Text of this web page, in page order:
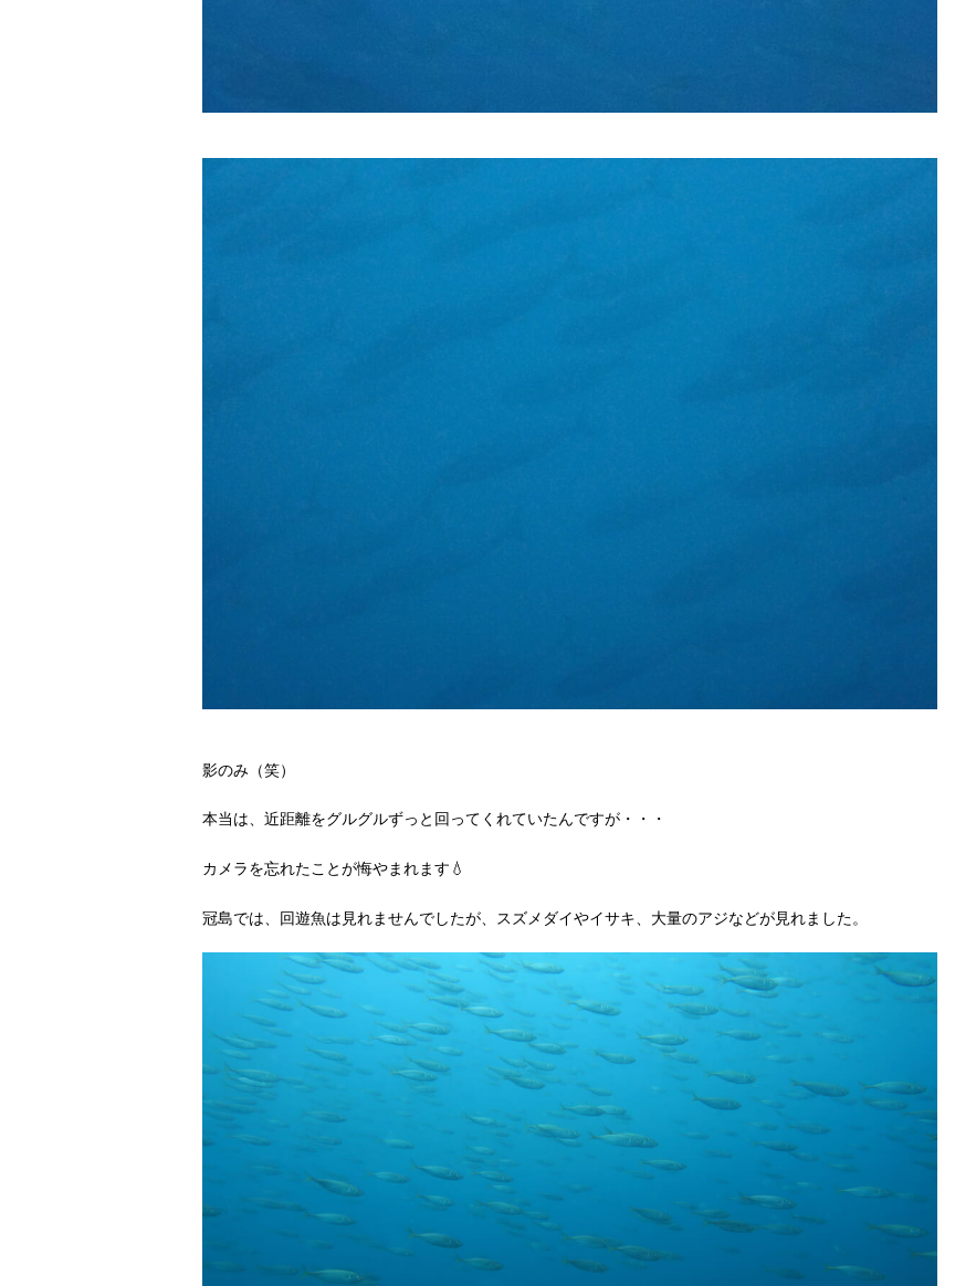
影のみ（笑）
本当は、近距離をグルグルずっと回ってくれていたんですが・・・
カメラを忘れたことが悔やまれます💧
冠島では、回遊魚は見れませんでしたが、スズメダイやイサキ、大量のアジなどが見れました。